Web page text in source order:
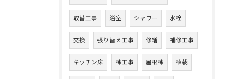
取替工事 浴室 シャワー 水栓
交換 張り替え工事 修繕 補修工事
キッチン床 棟工事 屋根棟 植栽